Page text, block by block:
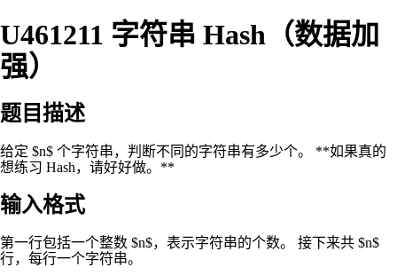
U461211 字符串 Hash（数据加
强）
题目描述
给定 $n$ 个字符串，判断不同的字符串有多少个。 **如果真的
想练习 Hash，请好好做。**
输入格式
第一行包括一个整数 $n$，表示字符串的个数。 接下来共 $n$
行，每行一个字符串。